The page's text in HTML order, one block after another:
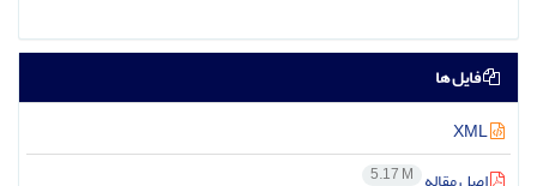
فایل ها
5.17 M